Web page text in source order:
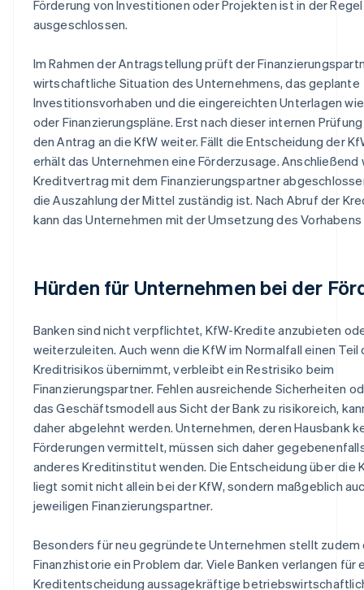
Förderung von Investitionen oder Projekten ist in der Regel
ausgeschlossen.
Im Rahmen der Antragstellung prüft der
wirtschaftliche Situation des Unternehmens, das geplante
Investitionsvorhaben und die eingereichten Unterlagen
oder Finanzierungspläne. Erst nach dieser internen
den Antrag an die KfW weiter. Fällt die Entscheidung der
erhält das Unternehmen eine Förderzusage. Anschließend
Kreditvertrag mit dem Finanzierungspartner
die Auszahlung der Mittel zuständig ist. Nach Abruf der
kann das Unternehmen mit der Umsetzung des
Hürden für Unternehmen bei der
Banken sind nicht verpflichtet, KfW-Kredite anzubieten
weiterzuleiten. Auch wenn die KfW im Normalfall einen Teil
Kreditrisikos übernimmt, verbleibt ein Restrisiko beim
Finanzierungspartner. Fehlen ausreichende Sicherheiten
das Geschäftsmodell aus Sicht der Bank zu risikoreich,
daher abgelehnt werden. Unternehmen, deren Hausbank
Förderungen vermittelt, müssen sich daher
anderes Kreditinstitut wenden. Die Entscheidung über die
liegt somit nicht allein bei der KfW, sondern maßgeblich
jeweiligen Finanzierungspartner.
Besonders für neu gegründete Unternehmen stellt
Finanzhistorie ein Problem dar. Viele Banken verlangen für
Kreditentscheidung aussagekräftige